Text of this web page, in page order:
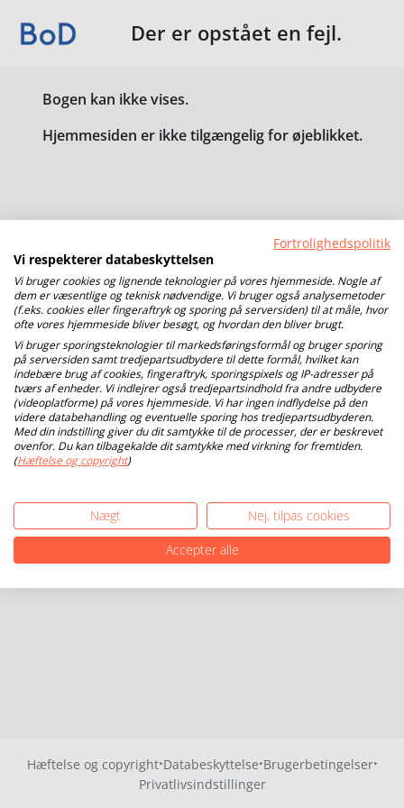
Der er opstået en fejl.
Bogen kan ikke vises.
Hjemmesiden er ikke tilgængelig for øjeblikket.
Hæftelse og copyright·Databeskyttelse·Brugerbetingelser·
Privatlivsindstillinger
Fortrolighedspolitik
Vi respekterer databeskyttelsen
Vi bruger cookies og lignende teknologier på vores hjemmeside. Nogle af
dem er væsentlige og teknisk nødvendige. Vi bruger også analysemetoder
(f.eks. cookies eller fingeraftryk og sporing på serversiden) til at måle, hvor
ofte vores hjemmeside bliver besøgt, og hvordan den bliver brugt.
Vi bruger sporingsteknologier til markedsføringsformål og bruger sporing
på serversiden samt tredjepartsudbydere til dette formål, hvilket kan
indebære brug af cookies, fingeraftryk, sporingspixels og IP-adresser på
tværs af enheder. Vi indlejrer også tredjepartsindhold fra andre udbydere
(videoplatforme) på vores hjemmeside. Vi har ingen indflydelse på den
videre databehandling og eventuelle sporing hos tredjepartsudbyderen.
Med din indstilling giver du dit samtykke til de processer, der er beskrevet
ovenfor. Du kan tilbagekalde dit samtykke med virkning for fremtiden.
(Hæftelse og copyright)
Nægt
Nej, tilpas cookies
Accepter alle